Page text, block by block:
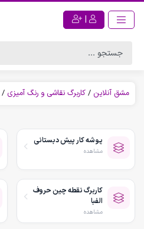
|
مشق آنلاین / کاربرگ نقاشی و رنگ آمیزی /
پوشه کار پیش دبستانی
مشاهده
کاربرگ نقطه چین حروف
الفبا
مشاهده